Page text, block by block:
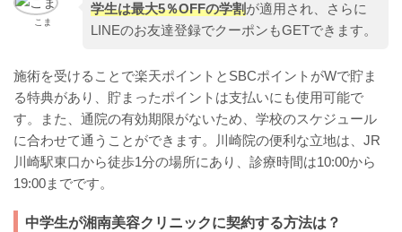
こま
学生は最大5％OFFの学割が適用され、さらに
LINEのお友達登録でクーポンもGETできます。
施術を受けることで楽天ポイントとSBCポイントがWで貯ま
る特典があり、貯まったポイントは支払いにも使用可能で
す。また、通院の有効期限がないため、学校のスケジュール
に合わせて通うことができます。川崎院の便利な立地は、JR
川崎駅東口から徒歩1分の場所にあり、診療時間は10:00から
19:00までです。
中学生が湘南美容クリニックに契約する方法は？